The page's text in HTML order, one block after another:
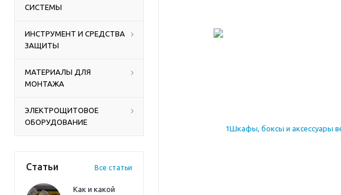
СИСТЕМЫ
ИНСТРУМЕНТ И СРЕДСТВА
ЗАЩИТЫ
МАТЕРИАЛЫ ДЛЯ
МОНТАЖА
ЭЛЕКТРОЩИТОВОЕ
ОБОРУДОВАНИЕ
Статьи Все статьи
Как и какой